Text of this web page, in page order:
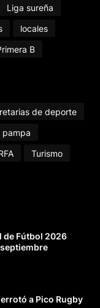
Liga sureña
locales
B
de deporte
pampa
Turismo
de Fútbol 2026
a Pico Rugby